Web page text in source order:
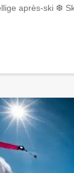
après-ski ❆